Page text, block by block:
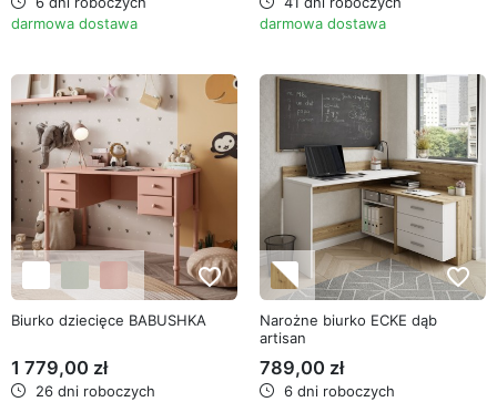
darmowa dostawa
darmowa dostawa
favorite_border
Biurko dziecięce BABUSHKA
1 779,00 zł
26 dni roboczych
favorite_border
Narożne biurko ECKE dąb
artisan
789,00 zł
6 dni roboczych